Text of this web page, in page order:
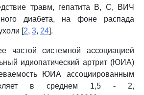
травм, гепатита B, C, ВИЧ
диабета, на фоне распада
[2, 3, 24].
частой системной ассоциацией
идиопатический артрит (ЮИА)
ЮИА ассоциированным
в среднем 1,5 - 2,